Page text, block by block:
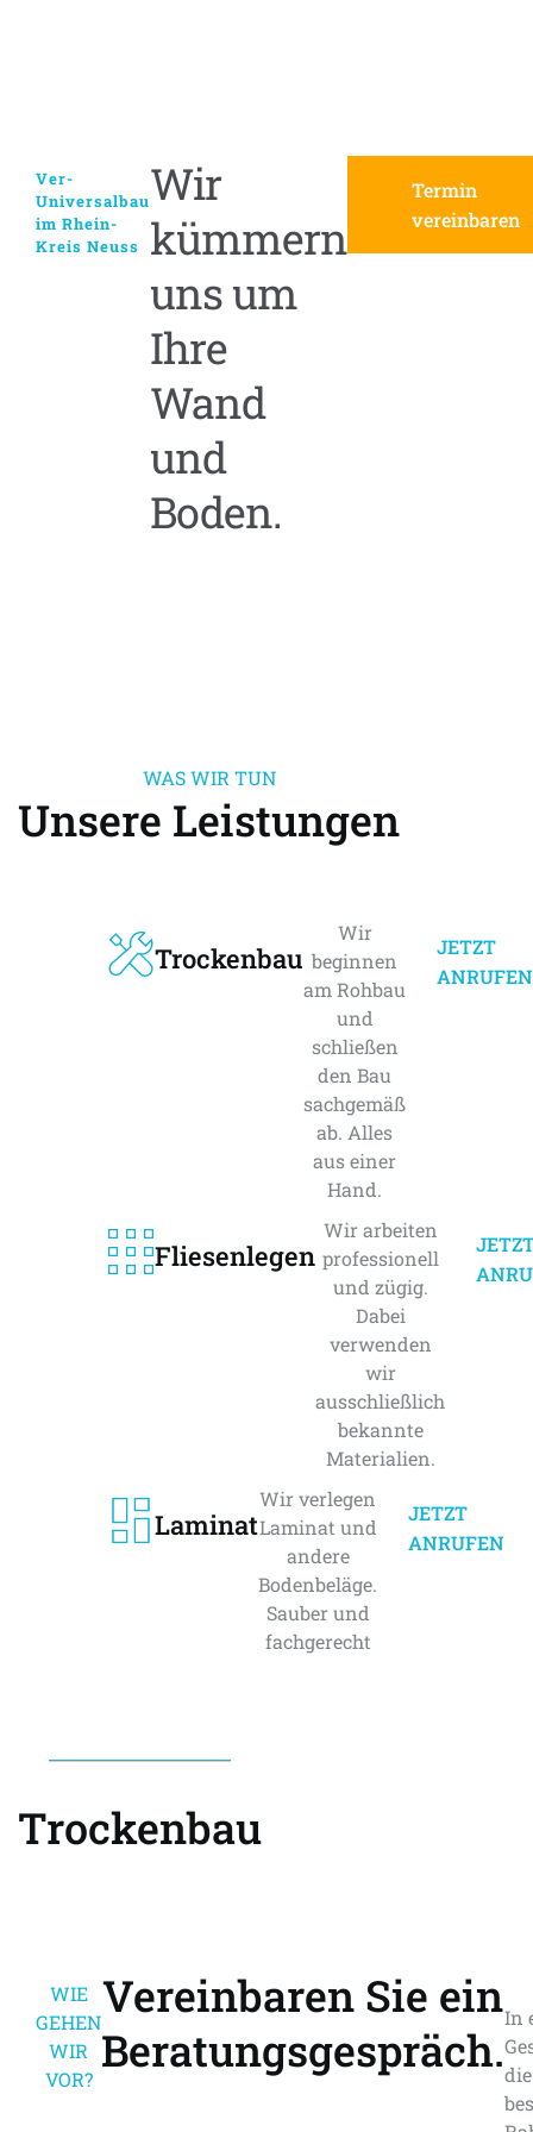
Ver-
Universalbau
im Rhein-
Kreis Neuss
Wir
kümmern
uns um
Ihre
Wand
und
Boden.
Termin
vereinbaren
WAS WIR TUN
Unsere Leistungen
Trockenbau
Wir
beginnen
am Rohbau
und
schließen
den Bau
sachgemäß
ab. Alles
aus einer
Hand.
JETZT
ANRUFEN
Fliesenlegen
Wir arbeiten
professionell
und zügig.
Dabei
verwenden
wir
ausschließlich
bekannte
Materialien.
Laminat
Wir verlegen
Laminat und
andere
Bodenbeläge.
Sauber und
fachgerecht
JETZT
ANRUFEN
Trockenbau
WIE
GEHEN
WIR
VOR?
Vereinbaren Sie ein
Beratungsgespräch.
In